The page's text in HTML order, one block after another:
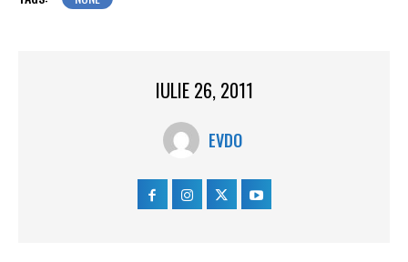
IULIE 26, 2011
EVDO